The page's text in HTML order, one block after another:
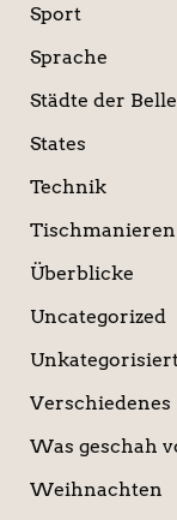
Sport
Sprache
Städte der
States
Technik
Überblicke
Uncategorized
Verschiedenes
Was geschah
Weihnachten